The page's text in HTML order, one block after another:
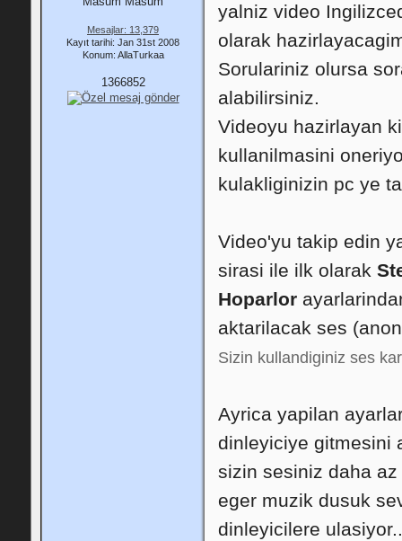
Mesajlar: 13,379
Kayıt tarihi: Jan 31st 2008
Konum: AllaTurkaa
1366852
yalniz video
olarak
Sorulariniz olursa
alabilirsiniz.
Videoyu hazirlayan
kullanilmasini
kulakliginizin pc ye
Video'yu takip edin
sirasi ile ilk olarak
Hoparlor
aktarilacak ses
Sizin kullandiginiz ses
Ayrica yapilan
dinleyiciye gitmesini
sizin sesiniz daha
eger muzik dusuk
dinleyicilere ulasiyor..